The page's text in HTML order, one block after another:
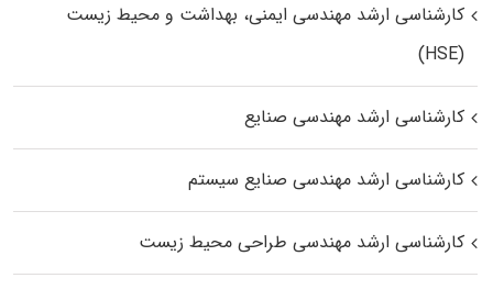
کارشناسی ارشد مهندسی ایمنی، بهداشت و محیط زیست
(HSE)
کارشناسی ارشد مهندسی صنایع
کارشناسی ارشد مهندسی صنایع سیستم
کارشناسی ارشد مهندسی طراحی محیط زیست